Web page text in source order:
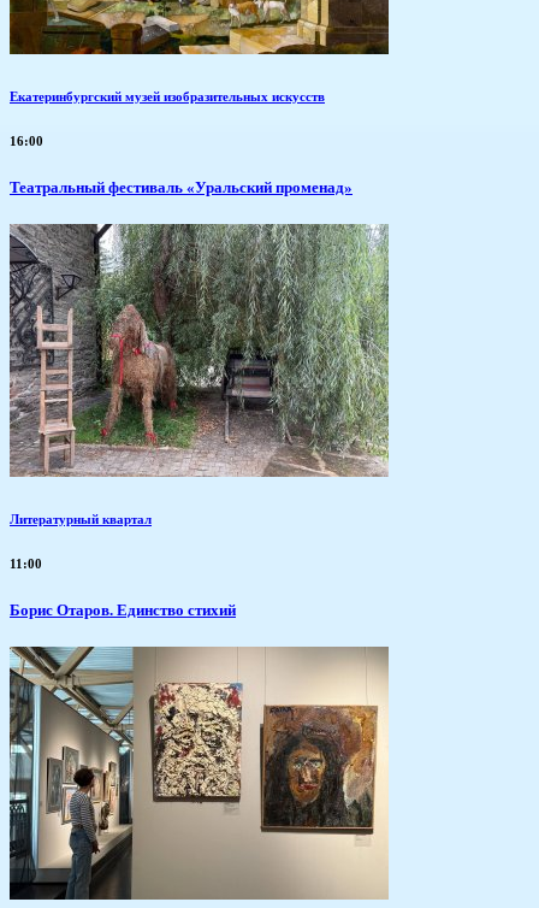
Екатеринбургский музей изобразительных искусств
16:00
Театральный фестиваль «Уральский променад»
Литературный квартал
11:00
Борис Отаров. Единство стихий